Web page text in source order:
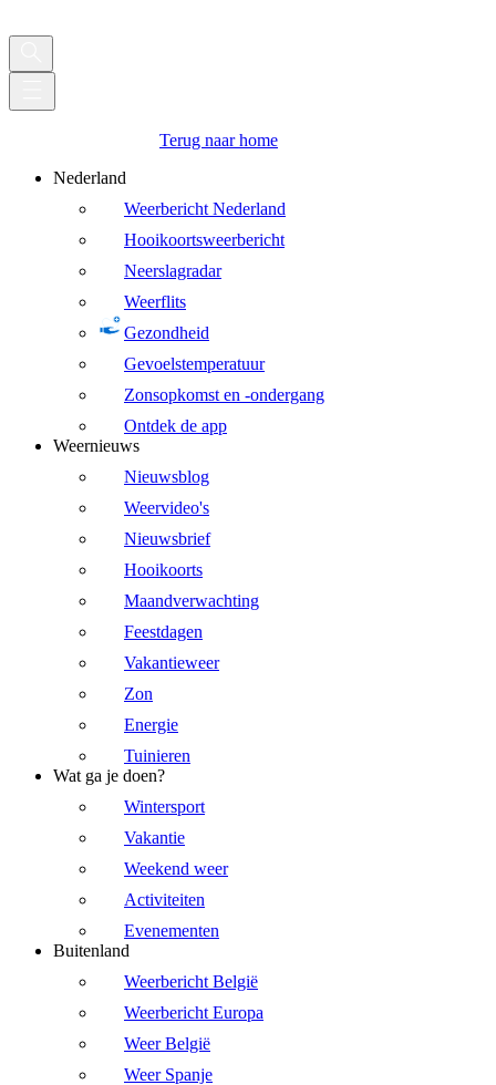
Terug naar home
Nederland
Weerbericht Nederland
Hooikoortsweerbericht
Neerslagradar
Weerflits
Gezondheid
Gevoelstemperatuur
Zonsopkomst en -ondergang
Ontdek de app
Weernieuws
Nieuwsblog
Weervideo's
Nieuwsbrief
Hooikoorts
Maandverwachting
Feestdagen
Vakantieweer
Zon
Energie
Tuinieren
Wat ga je doen?
Wintersport
Vakantie
Weekend weer
Activiteiten
Evenementen
Buitenland
Weerbericht België
Weerbericht Europa
Weer België
Weer Spanje